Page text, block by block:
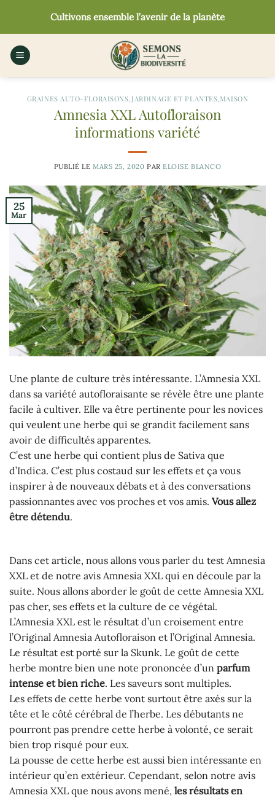
contenu
Cultivons ensemble l’avenir de la planète
GRAINES AUTO-FLORAISONS,JARDINAGE ET PLANTES,MAISON
Amnesia XXL Autofloraison
informations variété
PUBLIÉ LE MARS 25, 2020 PARELOISE BLANCO
25
Mar
Une plante de culture très intéressante. L’Amnesia XXL
dans sa variété autofloraisante se révèle être une plante
facile à cultiver. Elle va être pertinente pour les novices
qui veulent une herbe qui se grandit facilement sans
avoir de difficultés apparentes.
C’est une herbe qui contient plus de Sativa que
d’Indica. C’est plus costaud sur les effets et ça vous
inspirer à de nouveaux débats et à des conversations
passionnantes avec vos proches et vos amis. Vous allez
être détendu.
Dans cet article, nous allons vous parler du test Amnesia
XXL et de notre avis Amnesia XXL qui en découle par la
suite. Nous allons aborder le goût de cette Amnesia XXL
pas cher, ses effets et la culture de ce végétal.
L’Amnesia XXL est le résultat d’un croisement entre
l’Original Amnesia Autofloraison et l’Original Amnesia.
Le résultat est porté sur la Skunk. Le goût de cette
herbe montre bien une note prononcée d’un parfum
intense et bien riche. Les saveurs sont multiples.
Les effets de cette herbe vont surtout être axés sur la
tête et le côté cérébral de l’herbe. Les débutants ne
pourront pas prendre cette herbe à volonté, ce serait
bien trop risqué pour eux.
La pousse de cette herbe est aussi bien intéressante en
intérieur qu’en extérieur. Cependant, selon notre avis
Amnesia XXL que nous avons mené, les résultats en